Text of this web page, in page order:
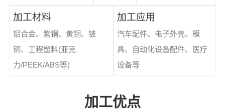
加工材料
铝合金、紫铜、黄铜、铍
铜、工程塑料(亚克
力/PEEK/ABS等)
加工应用
汽车配件、电子外壳、模
具、自动化设备配件、医疗
设备等
加工优点